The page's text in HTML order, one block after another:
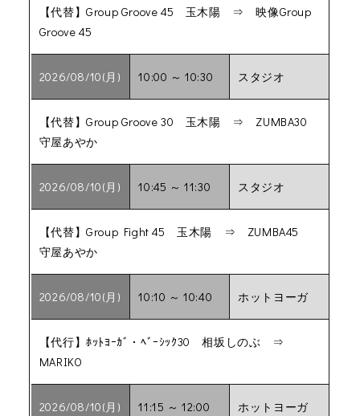
【代替】Group Groove 45 玉木陽 ⇒ 映像Group
Groove 45
2026/08/10(月) 10:00 ～ 10:30 スタジオ
【代替】Group Groove 30 玉木陽 ⇒ ZUMBA30
守屋あやか
2026/08/10(月) 10:45 ～ 11:30 スタジオ
【代替】Group Fight 45 玉木陽 ⇒ ZUMBA45
守屋あやか
2026/08/10(月) 10:10 ～ 10:40 ホットヨーガ
【代行】ﾎｯﾄﾖｰｶﾞ・ﾍﾞｰｼｯｸ30 相坂しのぶ ⇒
MARIKO
2026/08/10(月) 11:15 ～ 12:00 ホットヨーガ